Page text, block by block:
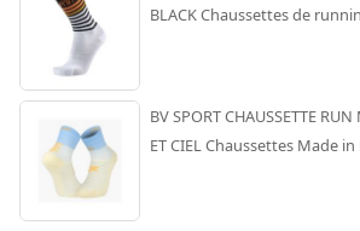
BLACK Chaussettes de
BV SPORT CHAUSSETTE
ET CIEL Chaussettes Made in